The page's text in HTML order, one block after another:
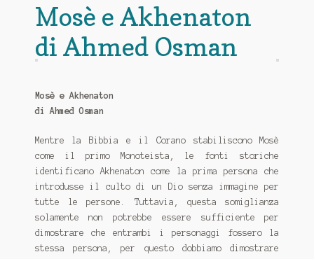
Mosè e Akhenaton
di Ahmed Osman
Mosè e Akhenaton
di Ahmed Osman
Mentre la Bibbia e il Corano stabiliscono Mosè
come il primo Monoteista, le fonti storiche
identificano Akhenaton come la prima persona che
introdusse il culto di un Dio senza immagine per
tutte le persone. Tuttavia, questa somiglianza
solamente non potrebbe essere sufficiente per
dimostrare che entrambi i personaggi fossero la
stessa persona, per questo dobbiamo dimostrare